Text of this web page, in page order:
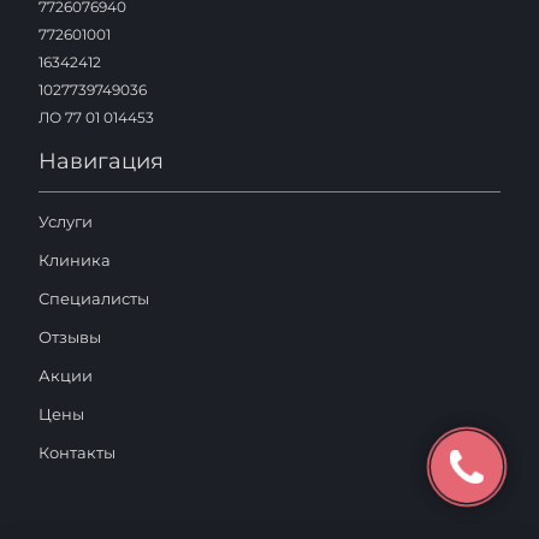
7726076940
772601001
16342412
1027739749036
ЛО 77 01 014453
Навигация
Услуги
Клиника
Специалисты
Отзывы
Акции
Цены
Контакты